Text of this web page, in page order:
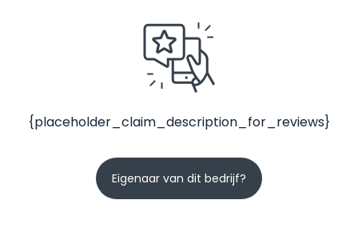
{placeholder_claim_description_for_reviews}
Eigenaar van dit bedrijf?